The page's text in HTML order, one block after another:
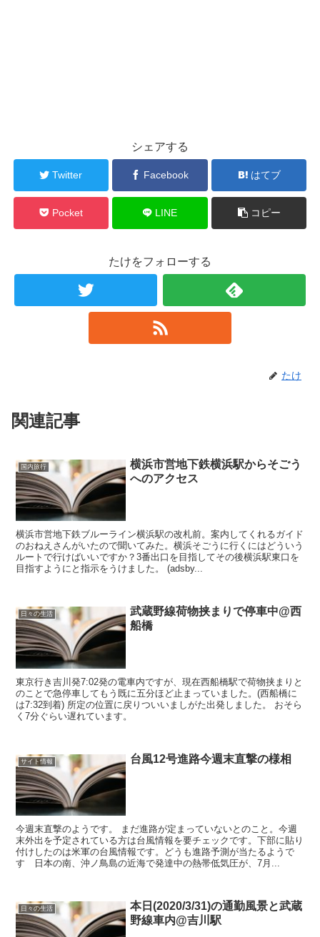
シェアする
Twitter Facebook はてブ
Pocket LINE コピー
たけをフォローする
たけ
関連記事
国内旅行
横浜市営地下鉄横浜駅からそごう
へのアクセス
横浜市営地下鉄ブルーライン横浜駅の改札前。案内してくれるガイド
のおねえさんがいたので聞いてみた。横浜そごうに行くにはどういう
ルートで行けばいいですか？3番出口を目指してその後横浜駅東口を
目指すようにと指示をうけました。 (adsby...
日々の生活
武蔵野線荷物挟まりで停車中@西
船橋
東京行き吉川発7:02発の電車内ですが、現在西船橋駅で荷物挟まりと
のことで急停車してもう既に五分ほど止まっていました。(西船橋に
は7:32到着) 所定の位置に戻りついいましがた出発しました。 おそら
く7分ぐらい遅れています。
サイト情報 台風12号進路今週末直撃の様相
今週末直撃のようです。 まだ進路が定まっていないとのこと。今週
末外出を予定されている方は台風情報を要チェックです。下部に貼り
付けしたのは米軍の台風情報です。どうも進路予測が当たるようで
す 日本の南、沖ノ鳥島の近海で発達中の熱帯低気圧が、7月...
日々の生活
本日(2020/3/31)の通勤風景と武蔵
野線車内@吉川駅